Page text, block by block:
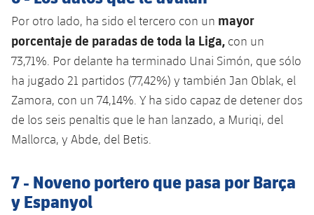
Clasificaciones
Fotos
VALORANT Rising
VALORANT Game Changers
eFootball
Por otro lado, ha sido el tercero con un mayor
porcentaje de paradas de toda la Liga, con un
73,71%. Por delante ha terminado Unai Simón, que sólo
ha jugado 21 partidos (77,42%) y también Jan Oblak, el
Zamora, con un 74,14%. Y ha sido capaz de detener dos
de los seis penaltis que le han lanzado, a Muriqi, del
Mallorca, y Abde, del Betis.
7 - Noveno portero que pasa por Barça
y Espanyol